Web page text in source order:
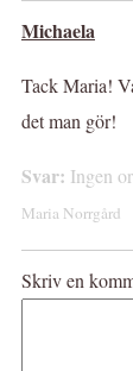
Michaela
Tack Maria!
det man gör!
Svar: Ingen
Maria Norrgård
Skriv en